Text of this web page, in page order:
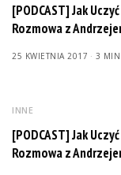
[PODCAST] Jak
Rozmowa z
25 KWIETNIA 2017 3
INNE
[PODCAST] Jak
Rozmowa z